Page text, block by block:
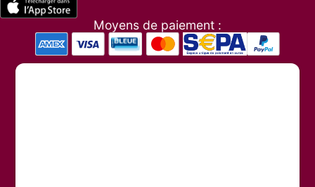
Moyens de paiement :